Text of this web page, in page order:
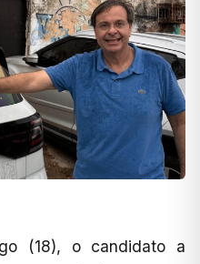
(18), o candidato a